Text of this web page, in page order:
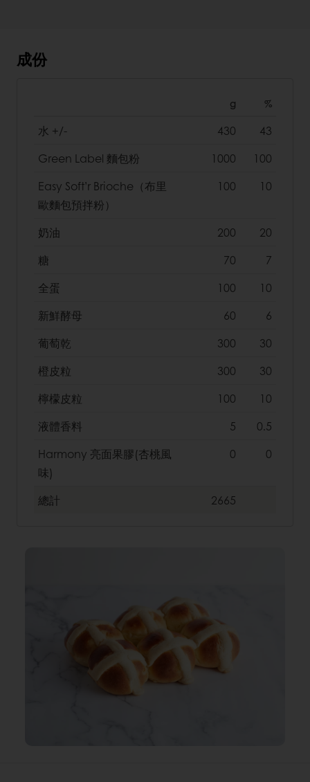
成份
g %
水 +/- 430
43
Green Label 麵包粉
1000
100
Easy Soft’r Brioche（布里
歐麵包預拌粉）
100 10
奶油 200
20
糖
70
7
全蛋
100
10
新鮮酵母
60
6
葡萄乾
300
30
橙皮粒
300
30
檸檬皮粒
100
10
液體香料
5
0.5
Harmony 亮面果膠(杏桃風
味)
0 0
總計 2665